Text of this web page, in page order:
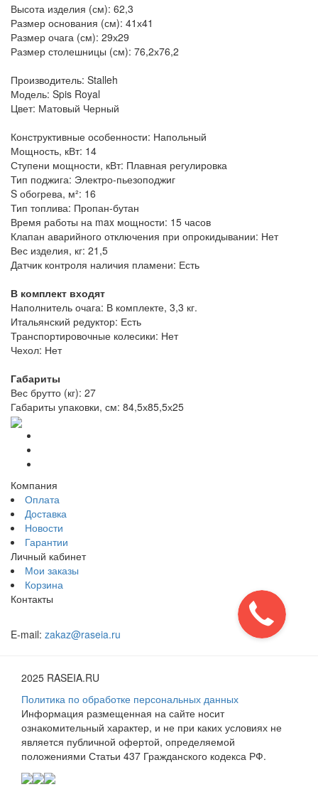
Высота изделия (см): 62,3
Размер основания (см): 41х41
Размер очага (см): 29х29
Размер столешницы (см): 76,2х76,2
Производитель: Stalleh
Модель: Spis Royal
Цвет: Матовый Черный
Конструктивные особенности: Напольный
Мощность, кВт: 14
Ступени мощности, кВт: Плавная регулировка
Тип поджига: Электро-пьезоподжиг
S обогрева, м²: 16
Тип топлива: Пропан-бутан
Время работы на max мощности: 15 часов
Клапан аварийного отключения при опрокидывании: Нет
Вес изделия, кг: 21,5
Датчик контроля наличия пламени: Есть
В комплект входят
Наполнитель очага: В комплекте, 3,3 кг.
Итальянский редуктор: Есть
Транспортировочные колесики: Нет
Чехол: Нет
Габариты
Вес брутто (кг): 27
Габариты упаковки, см: 84,5х85,5х25
Компания
Оплата
Доставка
Новости
Гарантии
Личный кабинет
Мои заказы
Корзина
Контакты
E-mail: zakaz@raseia.ru
2025 RASEIA.RU
Политика по обработке персональных данных
Информация размещенная на сайте носит
ознакомительный характер, и не при каких условиях не
является публичной офертой, определяемой
положениями Статьи 437 Гражданского кодекса РФ.